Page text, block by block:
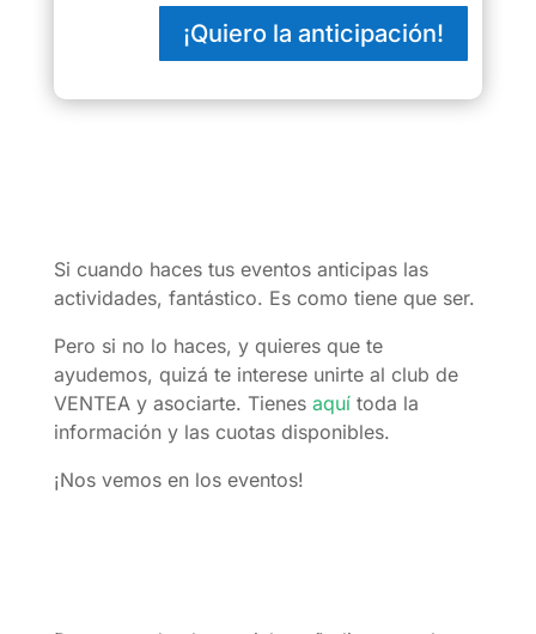
¡Quiero la anticipación!
Si cuando haces tus eventos anticipas las
actividades, fantástico. Es como tiene que ser.
Pero si no lo haces, y quieres que te
ayudemos, quizá te interese unirte al club de
VENTEA y asociarte. Tienes aquítoda la
información y las cuotas disponibles.
¡Nos vemos en los eventos!